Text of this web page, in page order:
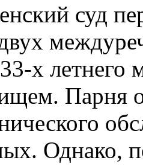
суд
х летнего
Парня
Однако,